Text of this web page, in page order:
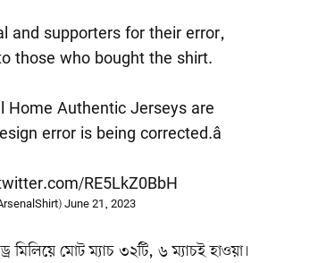
and supporters for their error,
those who bought the shirt.
Home Authentic Jerseys are
error is being corrected.â
RE5LkZ0BbH
June 21, 2023
মিলিয়ে মোট ম্যাচ ৩২টি, ৬ ম্যাচই হাওয়া।